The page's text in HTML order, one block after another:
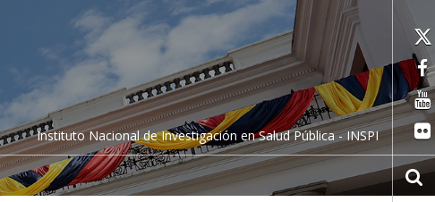
Instituto Nacional de Investigación en Salud Pública - INSPI